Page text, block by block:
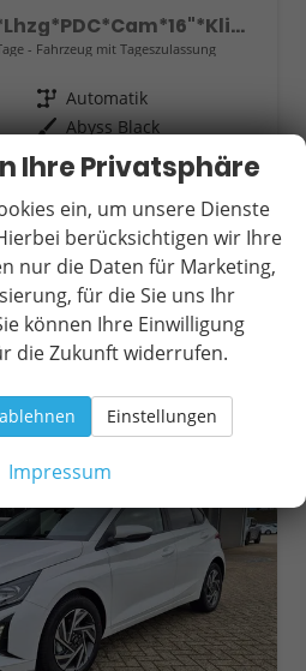
GO Go*Navi*Shzg*Lhzg*PDC*Cam*16"*Klima*VCockpit
Fahrzeug mit Tageszulassung
Getriebe Automatik
Außenfarbe Abyss Black
20 km
Wir rufen Sie an
Fahrzeugexposé (PDF)
Fahrzeug parken
5,70 l/100km
g/km
Ihre Privatsphäre
ein, um unsere Dienste
berücksichtigen wir Ihre
nur die Daten für Marketing,
für die Sie uns Ihr
können Ihre Einwilligung
die Zukunft widerrufen.
Einstellungen
Impressum